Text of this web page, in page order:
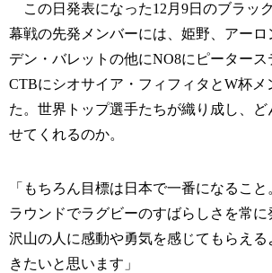
この日発表になった12月9日のブラッ
幕戦の先発メンバーには、姫野、アーロ
デン・バレットの他にNO8にピータース
CTBにシオサイア・フィフィタとW杯メ
た。世界トップ選手たちが織り成し、
せてくれるのか。
「もちろん目標は日本で一番になるこ
ラウンドでラグビーのすばらしさを常に
沢山の人に感動や勇気を感じてもらえる
きたいと思います」